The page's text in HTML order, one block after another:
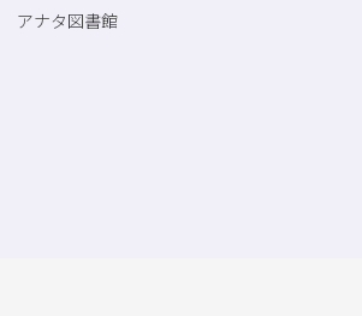
アナタ図書館